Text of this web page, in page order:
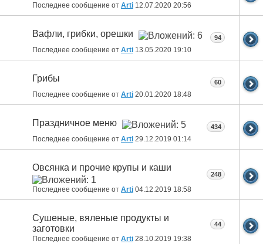
Последнее сообщение от Arti 12.07.2020 20:56
Вафли, грибки, орешки
Последнее сообщение от Arti 13.05.2020 19:10
94
Грибы
Последнее сообщение от Arti 20.01.2020 18:48
60
Праздничное меню
Последнее сообщение от Arti 29.12.2019 01:14
434
Овсянка и прочие крупы и каши
Последнее сообщение от Arti 04.12.2019 18:58
248
Сушеные, вяленые продукты и
заготовки
Последнее сообщение от Arti 28.10.2019 19:38
44